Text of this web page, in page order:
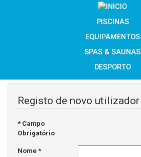
PISCINAS
EQUIPAMENTOS
SPAS & SAUNAS
DESPORTO
Registo de novo utilizador
*Campo
Obrigatório
Nome *